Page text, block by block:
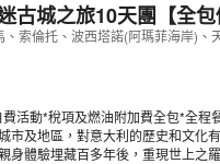
古城之旅10天團【全包
索倫托、波西塔諾(阿瑪菲海岸)
活動*稅項及燃油附加費全包*全程
市及地區，對意大利的歷史和文化
身體驗埋藏百多年後，重現世上之